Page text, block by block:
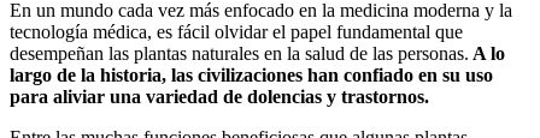
En un mundo cada vez más enfocado en la medicina moderna y la
tecnología médica, es fácil olvidar el papel fundamental que
desempeñan las plantas naturales en la salud de las personas. A lo
largo de la historia, las civilizaciones han confiado en su uso
para aliviar una variedad de dolencias y trastornos.